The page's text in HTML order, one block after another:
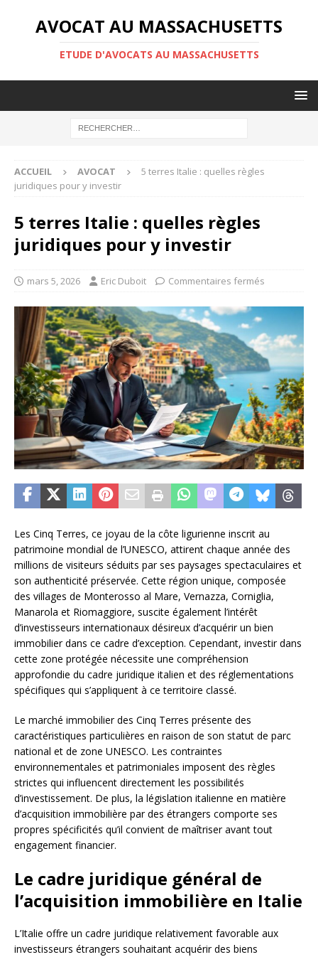
AVOCAT AU MASSACHUSETTS
ETUDE D'AVOCATS AU MASSACHUSETTS
ACCUEIL AVOCAT
5 terres Italie : quelles règles
juridiques pour y investir
5 terres Italie : quelles règles
juridiques pour y investir
mars 5, 2026 Eric Duboit Commentaires fermés
Les Cinq Terres, ce joyau de la côte ligurienne inscrit au
patrimoine mondial de l’UNESCO, attirent chaque année des
millions de visiteurs séduits par ses paysages spectaculaires et
son authenticité préservée. Cette région unique, composée
des villages de Monterosso al Mare, Vernazza, Corniglia,
Manarola et Riomaggiore, suscite également l’intérêt
d’investisseurs internationaux désireux d’acquérir un bien
immobilier dans ce cadre d’exception. Cependant, investir dans
cette zone protégée nécessite une compréhension
approfondie du cadre juridique italien et des réglementations
spécifiques qui s’appliquent à ce territoire classé.
Le marché immobilier des Cinq Terres présente des
caractéristiques particulières en raison de son statut de parc
national et de zone UNESCO. Les contraintes
environnementales et patrimoniales imposent des règles
strictes qui influencent directement les possibilités
d’investissement. De plus, la législation italienne en matière
d’acquisition immobilière par des étrangers comporte ses
propres spécificités qu’il convient de maîtriser avant tout
engagement financier.
Le cadre juridique général de
l’acquisition immobilière en Italie
L’Italie offre un cadre juridique relativement favorable aux
investisseurs étrangers souhaitant acquérir des biens